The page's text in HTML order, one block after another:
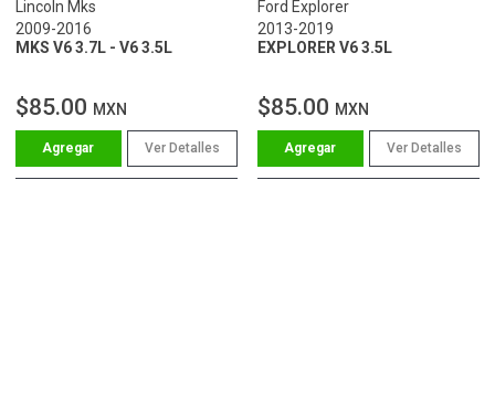
Lincoln Mks
2009-2016
MKS V6 3.7L - V6 3.5L
$85.00 MXN
Ver Detalles
Ford Explorer
2013-2019
EXPLORER V6 3.5L
$85.00 MXN
Ver Detalles